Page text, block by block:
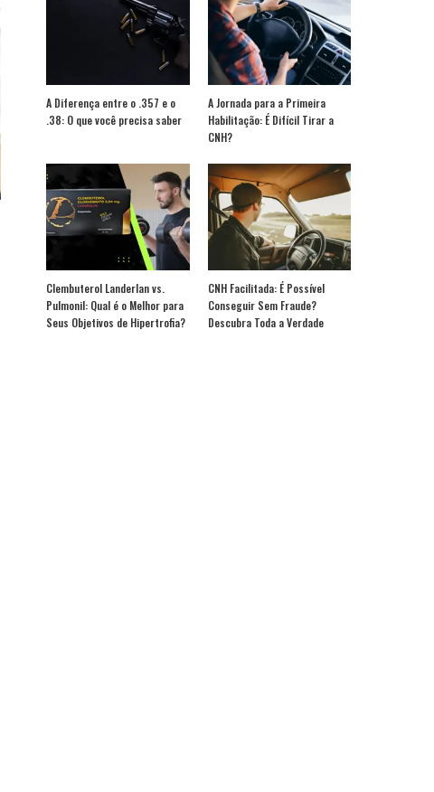
A Diferença entre o .357 e o
.38: O que você precisa saber
A Jornada para a Primeira
Habilitação: É Difícil Tirar a
CNH?
Clembuterol Landerlan vs.
Pulmonil: Qual é o Melhor para
Seus Objetivos de Hipertrofia?
CNH Facilitada: É Possível
Conseguir Sem Fraude?
Descubra Toda a Verdade